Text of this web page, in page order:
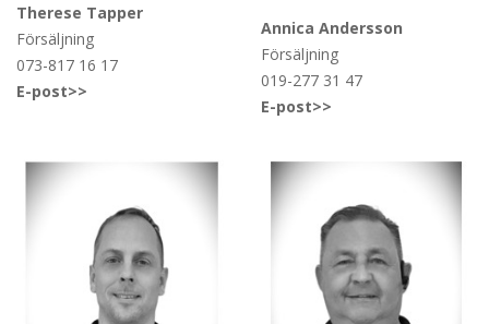
Therese Tapper
Försäljning
073-817 16 17
E-post>>
Annica Andersson
Försäljning
019-277 31 47
E-post>>